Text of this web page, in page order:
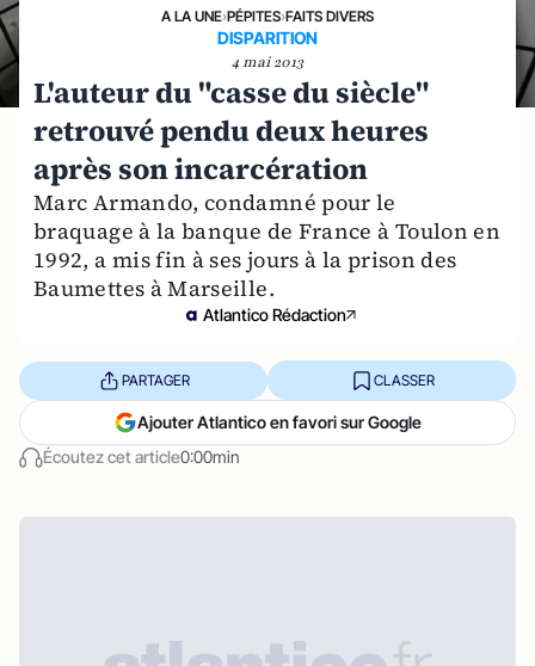
A LA UNE›PÉPITES›FAITS DIVERS
DISPARITION
4 mai 2013
L'auteur du "casse du siècle"
retrouvé pendu deux heures
après son incarcération
Marc Armando, condamné pour le
braquage à la banque de France à Toulon en
1992, a mis fin à ses jours à la prison des
Baumettes à Marseille.
Atlantico Rédaction
Écoutez cet article0:00min
PARTAGER CLASSER
Ajouter Atlantico en favori sur Google